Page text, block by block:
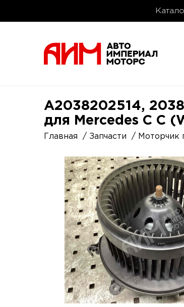
A2038202514,
для Mercedes C C
Главная Запчасти Моторчик